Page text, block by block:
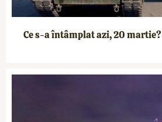
Ce s-a întâmplat azi, 20 martie?